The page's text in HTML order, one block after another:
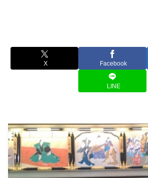
X Facebook
LINE